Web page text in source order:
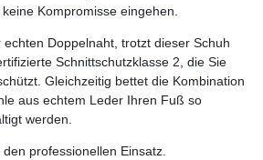
Kompromisse eingehen.
Doppelnaht, trotzt dieser Schuh
Schnittschutzklasse 2, die Sie
Gleichzeitig bettet die Kombination
aus echtem Leder Ihren Fuß so
werden.
professionellen Einsatz.